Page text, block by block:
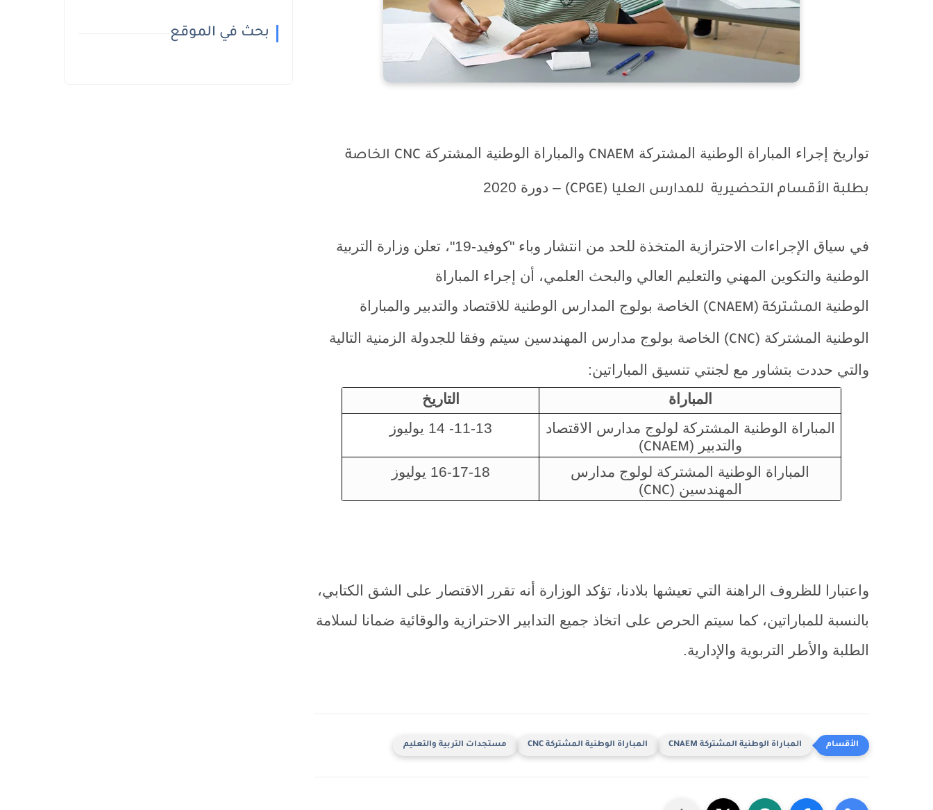
تواريخ إجراء المباراة الوطنية المشتركة CNAEM والمباراة الوطنية المشتركة CNC الخاصة
بطلبة الأقسام التحضيرية للمدارس العليا (CPGE) – دورة 2020
في سياق الإجراءات الاحترازية المتخذة للحد من انتشار وباء "كوفيد-19"، تعلن وزارة التربية
الوطنية والتكوين المهني والتعليم العالي والبحث العلمي، أن إجراء المباراة
الوطنية المشتركة (
CNAEM) الخاصة بولوج المدارس الوطنية للاقتصاد والتدبير والمباراة
الوطنية المشتركة (CNC) الخاصة بولوج مدارس المهندسين سيتم وفقا للجدولة الزمنية التالية
والتي حددت بتشاور مع لجنتي تنسيق المباراتين:
المباراة
التاريخ
المباراة الوطنية المشتركة لولوج مدارس الاقتصاد
والتدبير (CNAEM
)
11-13- 14 يوليوز
المباراة الوطنية المشتركة لولوج مدارس
المهندسين (CNC
)
16-17-18 يوليوز
واعتبارا للظروف الراهنة التي تعيشها بلادنا، تؤكد الوزارة أنه تقرر الاقتصار على الشق الكتابي،
بالنسبة للمباراتين، كما سيتم الحرص على اتخاذ جميع التدابير الاحترازية والوقائية ضمانا لسلامة
الطلبة والأطر التربوية والإدارية.
المباراة الوطنية المشتركة CNAEM المباراة الوطنية المشتركة CNC مستجدات التربية والتعليم
بحث في الموقع